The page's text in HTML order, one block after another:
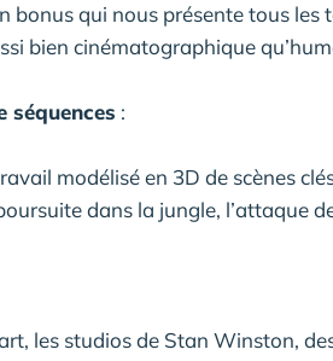
bonus qui nous présente tous
bien cinématographique
séquences :
modélisé en 3D de scènes
dans la jungle, l’attaque
les studios de Stan Winston,